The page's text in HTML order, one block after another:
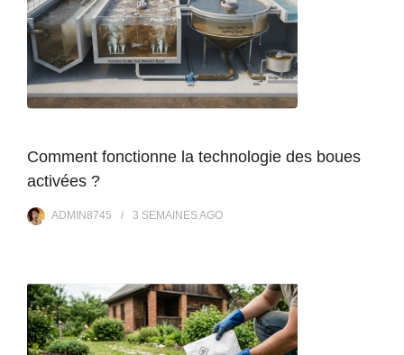
Comment fonctionne la technologie des boues
activées ?
ADMIN8745 3 SEMAINESAGO